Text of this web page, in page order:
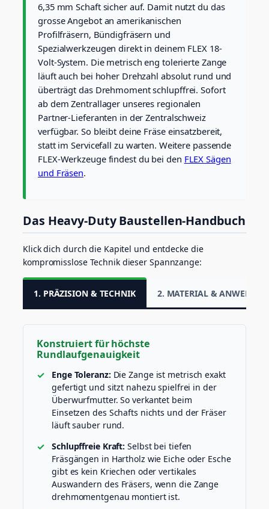
6,35 mm Schaft sicher auf. Damit nutzt du das
grosse Angebot an amerikanischen
Profilfräsern, Bündigfräsern und
Spezialwerkzeugen direkt in deinem FLEX 18-
Volt-System. Die metrisch eng tolerierte Zange
läuft auch bei hoher Drehzahl absolut rund und
überträgt das Drehmoment schlupffrei. Sofort
ab dem Zentrallager unseres regionalen
Partner-Lieferanten in der Zentralschweiz
verfügbar. So bleibt deine Fräse einsatzbereit,
statt im Servicefall zu warten. Weitere passende
FLEX-Werkzeuge findest du bei den FLEX Sägen
und Fräsen.
Das Heavy-Duty Baustellen-Handbuch
Klick dich durch die Kapitel und entdecke die
kompromisslose Technik dieser Spannzange:
1. PRÄZISION & TECHNIK 2. MATERIAL &
Konstruiert für höchste
Rundlaufgenauigkeit
Enge Toleranz: Die Zange ist metrisch exakt
gefertigt und sitzt nahezu spielfrei in der
Überwurfmutter. So verkantet beim
Einsetzen des Schafts nichts und der Fräser
läuft sauber rund.
Schlupffreie Kraft: Selbst bei tiefen
Fräsgängen in Hartholz wie Eiche oder Esche
gibt es kein Kriechen oder vertikales
Auswandern des Fräsers, wenn die Zange
drehmomentgenau montiert ist.